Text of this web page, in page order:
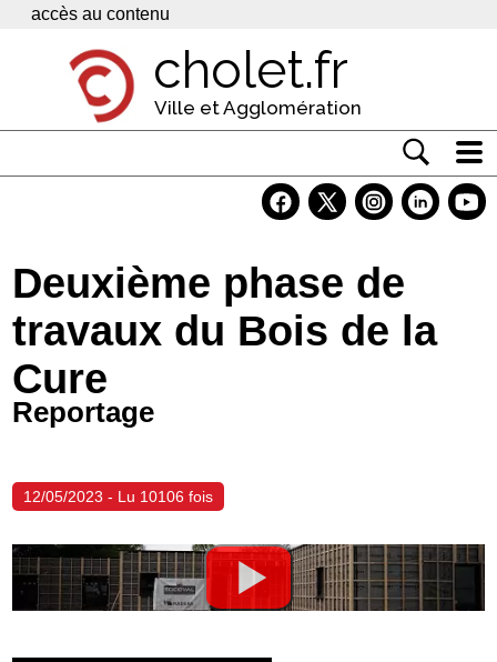
Panneau de gestion des cookies
accès au contenu
cholet.fr
Ville et Agglomération
Economie
Services
Contacts
Deuxième phase de
travaux du Bois de la
Cure
Reportage
12/05/2023 - Lu 10106 fois